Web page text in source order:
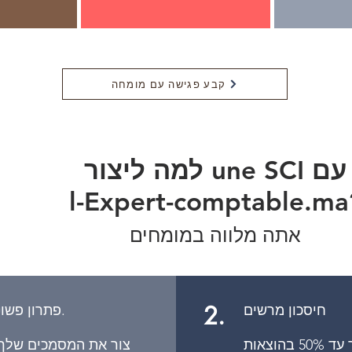
קבע פגישה עם מומחה
למה ליצור une SCI עם
l-Expert-
אתה מלווה במומחים
פתרון פשוט ומהיר.
צור את המסמכים
2.
חיסכון מרשים
חסוך עד 50% בהוצאות